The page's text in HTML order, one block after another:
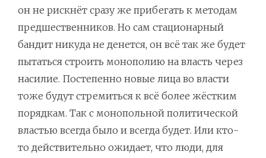
он не рискнёт сразу же прибегать к методам
предшественников. Но сам стационарный
бандит никуда не денется, он всё так же будет
пытаться строить монополию на власть через
насилие. Постепенно новые лица во власти
тоже будут стремиться к всё более жёстким
порядкам. Так с монопольной политической
властью всегда было и всегда будет. Или кто-
то действительно ожидает, что люди, для